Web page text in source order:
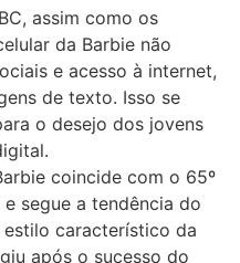
assim como os
da Barbie não
e acesso à internet,
de texto. Isso se
o desejo dos jovens
coincide com o 65º
segue a tendência do
estilo característico da
após o sucesso do